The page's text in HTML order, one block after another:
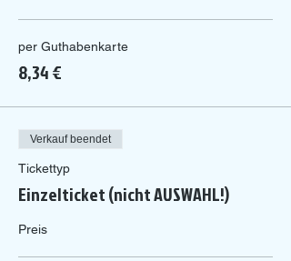
per Guthabenkarte
8,34 €
Verkauf beendet
Tickettyp
Einzelticket (nicht AUSWAHL!)
Preis